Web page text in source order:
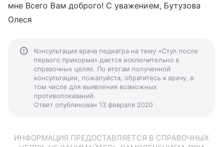
мне Всего Вам доброго! С уважением, Бутузова
Олеся
Консультация врача педиатра на тему «Стул после
первого прикорма» дается исключительно в
справочных целях. По итогам полученной
консультации, пожалуйста, обратитесь к врачу, в
том числе для выявления возможных
противопоказаний.
Ответ опубликован 13 февраля 2020
ИНФОРМАЦИЯ ПРЕДОСТАВЛЯЕТСЯ В СПРАВОЧНЫХ